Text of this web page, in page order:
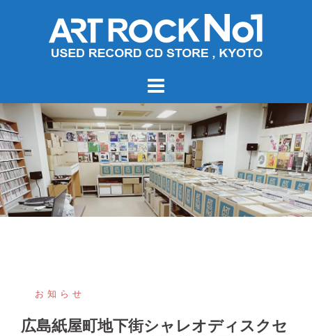
へ
ス
キ
ッ
プ
お知らせ
広島紙屋町地下街シャレオディスクセ